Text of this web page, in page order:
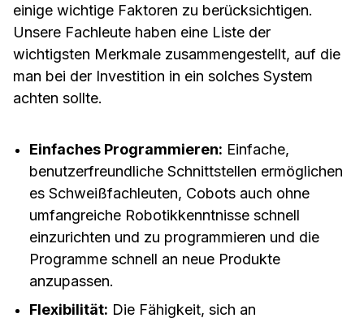
einige wichtige Faktoren zu berücksichtigen.
Unsere Fachleute haben eine Liste der
wichtigsten Merkmale zusammengestellt, auf die
man bei der Investition in ein solches System
achten sollte.
Einfaches Programmieren: Einfache,
benutzerfreundliche Schnittstellen ermöglichen
es Schweißfachleuten, Cobots auch ohne
umfangreiche Robotikkenntnisse schnell
einzurichten und zu programmieren und die
Programme schnell an neue Produkte
anzupassen.
Flexibilität: Die Fähigkeit, sich an